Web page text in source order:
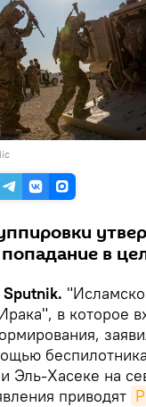
в
в которое
Эль-Хасеке на
приводят